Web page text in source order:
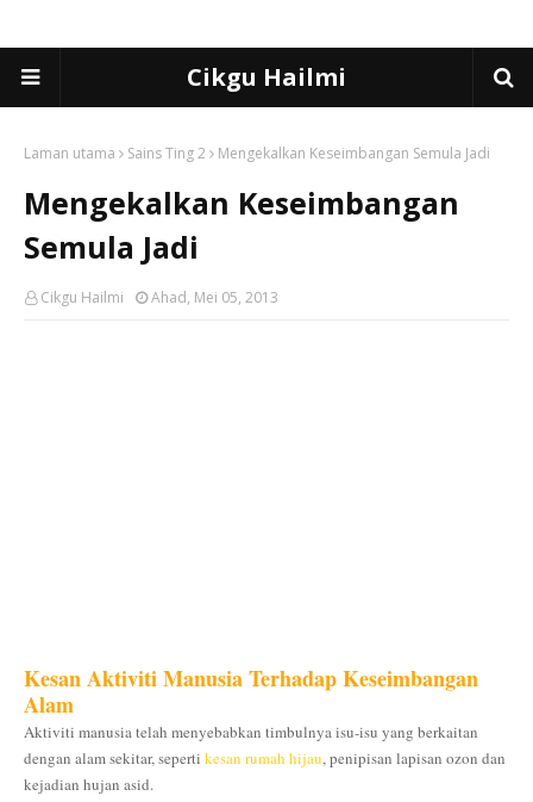
Cikgu Hailmi
Laman utama Sains Ting 2 Mengekalkan Keseimbangan Semula Jadi
Mengekalkan Keseimbangan
Semula Jadi
Cikgu Hailmi Ahad, Mei 05, 2013
Kesan Aktiviti Manusia Terhadap Keseimbangan
Alam
Aktiviti manusia telah menyebabkan timbulnya isu-isu yang berkaitan
dengan alam sekitar, seperti kesan rumah hijau, penipisan lapisan ozon dan
kejadian hujan asid.